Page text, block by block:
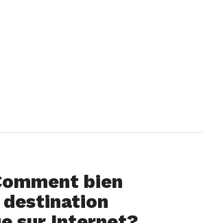
bien
destination